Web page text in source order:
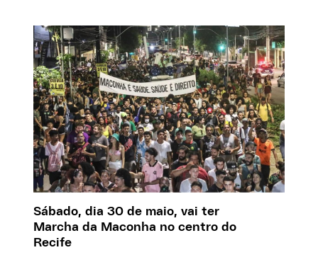
Sábado, dia 30 de maio, vai ter
Marcha da Maconha no centro do
Recife